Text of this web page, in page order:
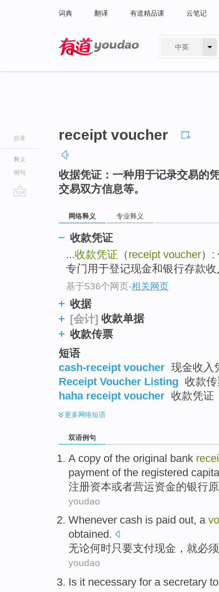
词典 翻译 有道精品课 云笔记
中英
目录
释义
例句
receipt voucher
收据凭证：一种用于记录交易的
交易双方信息等。
网络释义 专业释义
收款凭证
...收款凭证 （receipt voucher）:
专门用于登记现金和银行存款
基于536个网页-相关网页
收据
[会计] 收款单据
收款传票
短语
cash-receipt voucher 现金收入
Receipt Voucher Listing 收款
haha receipt voucher 收款凭证
更多网络短语
双语例句
A copy ofthe original bank
payment ofthe registered
注册资本或者营运资金的银行
youdao
Whenever cash is paid out, a
obtained.
无论何时只要支付现金 ，就必须
youdao
Is it necessary for a secretary